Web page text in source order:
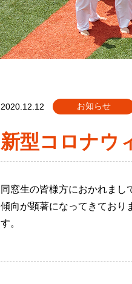
2020.12.12 お知らせ
新型コロナウ
同窓生の皆様方におかれまし
傾向が顕著になってきており
す。